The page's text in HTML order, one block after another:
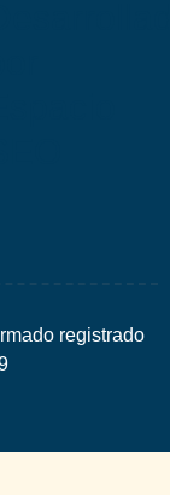
registrado